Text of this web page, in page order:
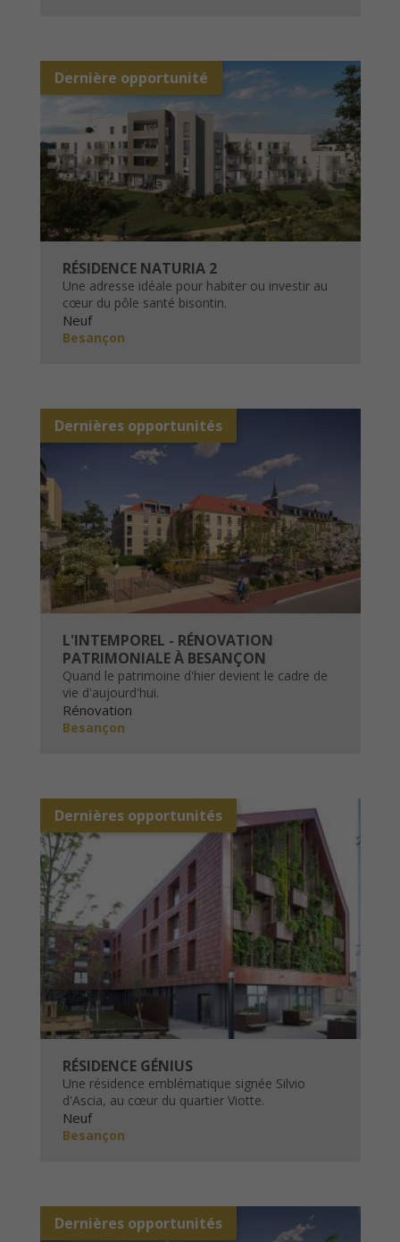
Dernière opportunité
RÉSIDENCE NATURIA 2
Une adresse idéale pour habiter ou investir au
cœur du pôle santé bisontin.
Neuf
Besançon
Dernières opportunités
L'INTEMPOREL - RÉNOVATION
PATRIMONIALE À BESANÇON
Quand le patrimoine d'hier devient le cadre de
vie d'aujourd'hui.
Rénovation
Besançon
Dernières opportunités
RÉSIDENCE GÉNIUS
Une résidence emblématique signée Silvio
d'Ascia, au cœur du quartier Viotte.
Neuf
Besançon
Dernières opportunités